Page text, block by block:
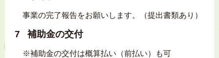
事業の完了報告をお願いします。（提出書類あり）
7 補助金の交付
※補助金の交付は概算払い（前払い）も可